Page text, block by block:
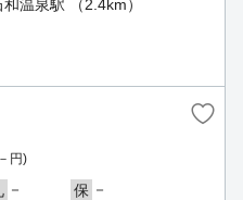
温泉駅 （2.4km）
円)
－ 保 －